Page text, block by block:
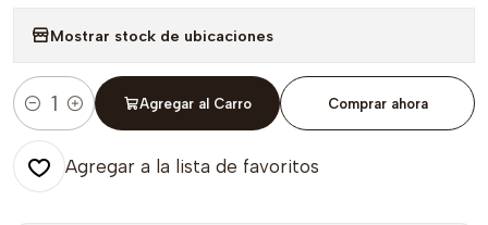
Mostrar stock de ubicaciones
Cantidad
Agregar al Carro Comprar ahora
Agregar a la lista de favoritos